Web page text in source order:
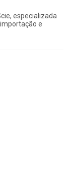
especializada
e